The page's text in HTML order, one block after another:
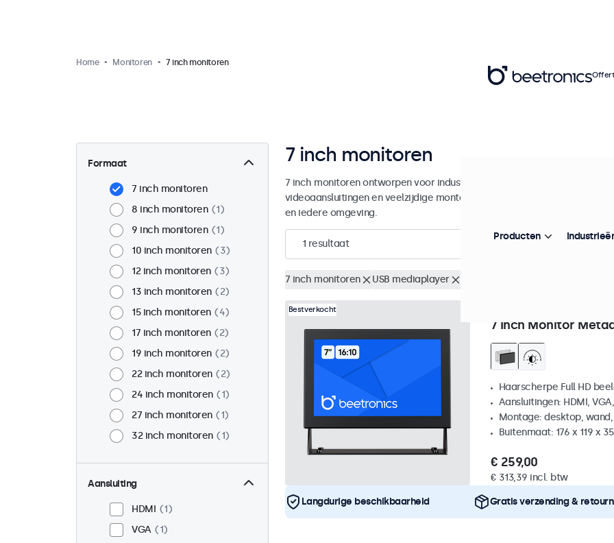
Home Monitoren 7 inch monitoren
Formaat
7 inch monitoren
8 inch monitoren
1
9 inch monitoren
1
10 inch monitoren
3
12 inch monitoren
3
13 inch monitoren
2
15 inch monitoren
4
17 inch monitoren
2
19 inch monitoren
2
22 inch monitoren
2
24 inch monitoren
1
27 inch monitoren
1
32 inch monitoren
1
Aansluiting
HDMI
1
VGA
1
7 inch monitoren
7 inch monitoren ontworpen voor industrieel en commercieel gebruik.
videoaansluitingen en veelzijdige montageopties, waarmee ze
en iedere omgeving.
1 resultaat
7 inch monitoren USB mediaplayer
Bestverkocht
7 Inch Monitor
Haarscherpe Full HD
Aansluitingen: HDMI,
Montage: desktop,
Buitenmaat: 176 x 119 x
€ 259,00
€ 313,39 incl. btw
Langdurige beschikbaarheid Gratis verzending &
Producten